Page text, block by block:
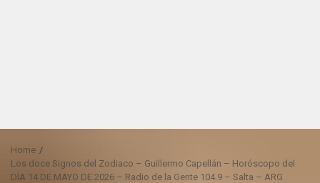
Home
Los doce Signos del Zodiaco – Guillermo Capellán – Horóscopo del
DÍA 14 DE MAYO DE 2026 – Radio de la Gente 104.9 – Salta – ARG